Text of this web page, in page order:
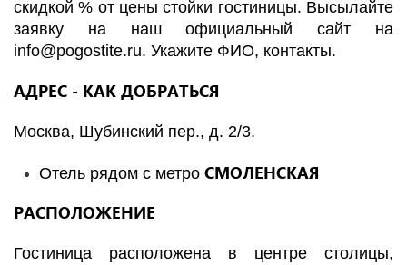
скидкой % от цены стойки гостиницы. Высылайте
заявку на наш официальный сайт на
info@pogostite.ru. Укажите ФИО, контакты.
АДРЕС - КАК ДОБРАТЬСЯ
Москва, Шубинский пер., д. 2/3.
Отель рядом с метро СМОЛЕНСКАЯ
РАСПОЛОЖЕНИЕ
Гостиница расположена в центре столицы,